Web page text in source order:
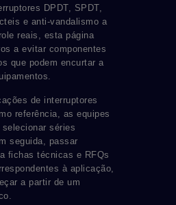
DPDT, SPDT,
e anti-vandalismo a
reais, esta página
a evitar componentes
que podem encurtar a
de interruptores
referência, as equipes
séries
seguida, passar
fichas técnicas e RFQs
à aplicação,
a partir de um